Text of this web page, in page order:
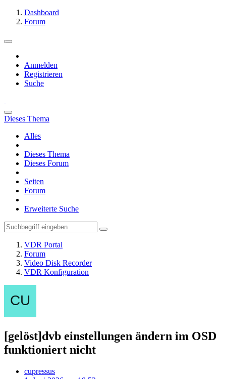
Dashboard
Forum
Anmelden
Registrieren
Suche
Dieses Thema
Alles
Dieses Thema
Dieses Forum
Seiten
Forum
Erweiterte Suche
VDR Portal
Forum
Video Disk Recorder
VDR Konfiguration
[gelöst]dvb einstellungen ändern im OSD
funktioniert nicht
cupressus